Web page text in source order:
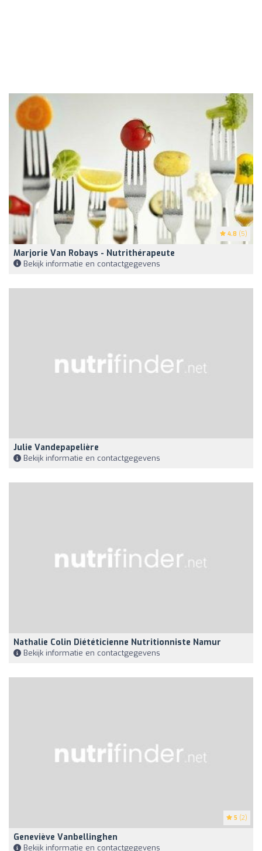
4.8 (5)
Marjorie Van Robays - Nutrithérapeute
Bekijk informatie en contactgegevens
Julie Vandepapelière
Bekijk informatie en contactgegevens
Nathalie Colin Diététicienne Nutritionniste Namur
Bekijk informatie en contactgegevens
5 (2)
Geneviève Vanbellinghen
Bekijk informatie en contactgegevens